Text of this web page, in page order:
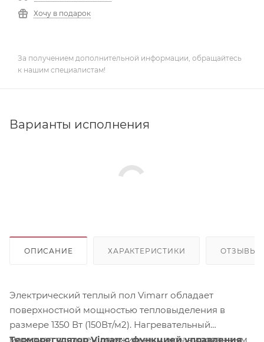
Хочу в подарок
За получением дополнительной информации, обращайтесь
к нашим специалистам!
Варианты исполнения
ОПИСАНИЕ ХАРАКТЕРИСТИКИ ОТЗЫВЫ
Электрический теплый пол Vimarr обладает
поверхностной мощностью тепловыделения в
размере 1350 Вт (150Вт/м2). Нагревательный
материал оснащен двухжильным экранированным
Терморегулятор Vimarr с функцией управления